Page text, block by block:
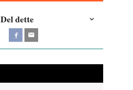
Del dette